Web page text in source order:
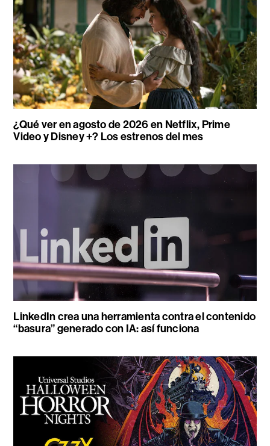
¿Qué ver en agosto de 2026 en Netflix, Prime
Video y Disney +? Los estrenos del mes
LinkedIn crea una herramienta contra el contenido
“basura” generado con IA: así funciona